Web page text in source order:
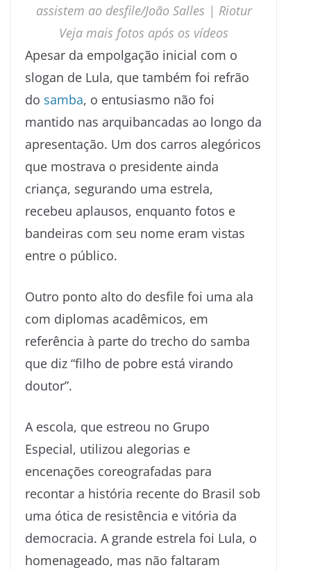
assistem ao desfile/João Salles | Riotur
Veja mais fotos após os vídeos
Apesar da empolgação inicial com o
slogan de Lula, que também foi refrão
do samba, o entusiasmo não foi
mantido nas arquibancadas ao longo da
apresentação. Um dos carros alegóricos
que mostrava o presidente ainda
criança, segurando uma estrela,
recebeu aplausos, enquanto fotos e
bandeiras com seu nome eram vistas
entre o público.
Outro ponto alto do desfile foi uma ala
com diplomas acadêmicos, em
referência à parte do trecho do samba
que diz “filho de pobre está virando
doutor”.
A escola, que estreou no Grupo
Especial, utilizou alegorias e
encenações coreografadas para
recontar a história recente do Brasil sob
uma ótica de resistência e vitória da
democracia. A grande estrela foi Lula, o
homenageado, mas não faltaram